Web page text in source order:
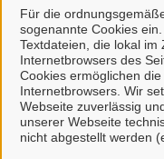
Für die
sogenannte Cookies
Textdateien, die lokal im
Internetbrowsers des
Cookies ermöglichen
Internetbrowsers. Wir
Webseite zuverlässig
unserer Webseite
nicht abgestellt werden